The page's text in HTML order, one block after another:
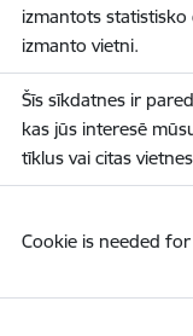
izmantots
izmanto vietni.
Šīs sīkdatnes ir
kas jūs interesē
tīklus vai citas
Cookie is needed